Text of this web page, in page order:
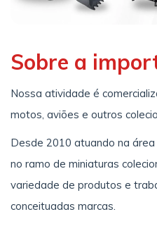
Sobre a
Nossa atividade é
motos, aviões e outros
Desde 2010 atuando na
no ramo de miniaturas
variedade de produtos e
conceituadas marcas.